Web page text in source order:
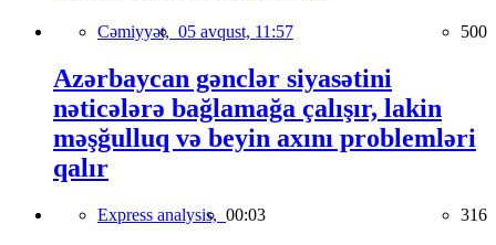
Cəmiyyət, 05 avqust, 11:57 500
Azərbaycan gənclər siyasətini
nəticələrə bağlamağa çalışır, lakin
məşğulluq və beyin axını problemləri
qalır
Express analysis, 00:03 316